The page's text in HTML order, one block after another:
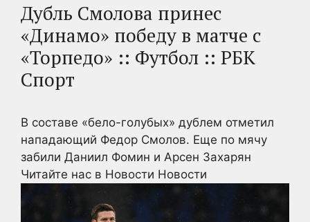
Дубль Смолова принес
«Динамо» победу в матче с
«Торпедо» :: Футбол :: РБК
Спорт
В составе «бело-голубых» дублем отметил
нападающий Федор Смолов. Еще по мячу
забили Даниил Фомин и Арсен Захарян
Читайте нас в Новости Новости